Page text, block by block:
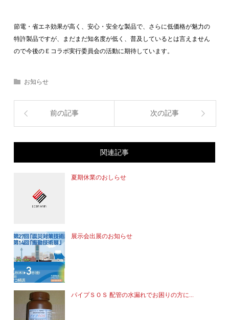
節電・省エネ効果が高く、安心・安全な製品で、さらに低価格が魅力の
特許製品ですが、まだまだ知名度が低く、普及しているとは言えません
ので今後のＥコラボ実行委員会の活動に期待しています。
お知らせ
前の記事 次の記事
関連記事
夏期休業のおしらせ
展示会出展のお知らせ
パイプＳＯＳ 配管の水漏れでお困りの方に...